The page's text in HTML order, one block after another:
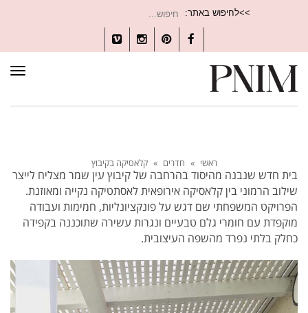
>>לחיפוש באתר:
עבור:
Facebook
Pinterest
Instagram
Vimeo
ראשי » חדרים » קלאסיקה בקיבוץ
בית חדש שנבנה מהיסוד בהרחבה של קיבוץ עין שמר מצליח לייצר
שילוב הרמוני בין קלאסיקה אירופאית לאסתטיקה נקייה ומאוזנת.
הפרויקט המשפחתי שם דגש על פונקציונליות, חמימות ועבודה
מוקפדת עם חומרי גלם טבעיים ונגרות עשירה שתוכננה בקפידה
כחלק בלתי נפרד מהשפה העיצובית.